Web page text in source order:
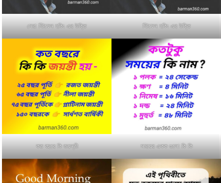
সেরা স্টিফেন হকিং এর উক্তি স্টিফেন হকিং এর উক্তি
কত বছরে কি জয়ন্তী সময়ের একক গুলো কি কি